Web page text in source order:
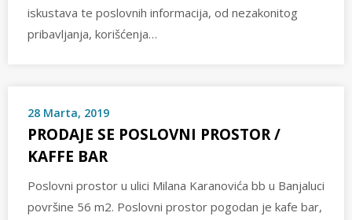
iskustava te poslovnih informacija, od nezakonitog
pribavljanja, korišćenja…
28 Marta, 2019
PRODAJE SE POSLOVNI PROSTOR /
KAFFE BAR
Poslovni prostor u ulici Milana Karanovića bb u Banjaluci
površine 56 m2. Poslovni prostor pogodan je kafe bar,